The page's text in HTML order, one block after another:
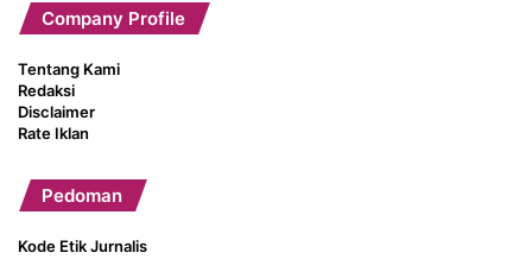
Company Profile
Tentang Kami
Redaksi
Disclaimer
Rate Iklan
Pedoman
Kode Etik Jurnalis